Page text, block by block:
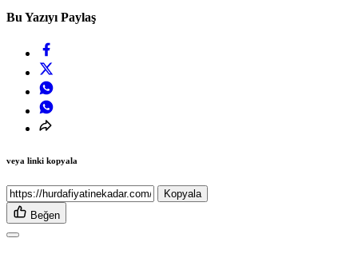
Bu Yazıyı Paylaş
veya linki kopyala
Kopyala
Beğen